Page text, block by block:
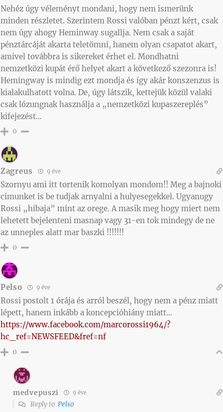
Nehéz úgy véleményt mondani, hogy nem ismerünk
minden részletet. Szerintem Rossi valóban pénzt kért, csak
nem úgy ahogy Heminway sugallja. Nem csak a saját
pénztárcáját akarta teletömni, hanem olyan csapatot akart,
amivel továbbra is sikereket érhet el. Mondhatni
nemzetközi kupát érő helyet akart a következő szezonra is!
Hemingway is mindig ezt mondja és így akár konszenzus is
kialakulhatott volna. De, úgy látszik, kettejük közül valaki
csak lózungnak használja a „nemzetközi kupaszereplés”
kifejezést…
0
Zagreus 9 éve
Szornyu ami itt tortenik komolyan mondom!! Meg a bajnoki
cimunket is be tudjak arnyalni a hulyesegekkel. Ugyanugy
Rossi „hibaja” mint az orege. A masik meg hogy miert nem
lehetett bejelenteni masnap vagy 31-en tok mindegy de ne
az unneples alatt mar baszki !!!!!!!
0
Pelso 9 éve
Rossi postolt 1 órája és arról beszél, hogy nem a pénz miatt
lépett, hanem inkább a koncepcióhiány miatt…
https://www.facebook.com/marcorossi1964/?
hc_ref=NEWSFEED&fref=nf
0
medvepuszi 9 éve
Reply to Pelso